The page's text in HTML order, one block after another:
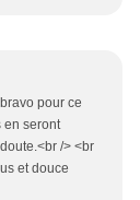
pour ce
en seront
/> <br
et douce